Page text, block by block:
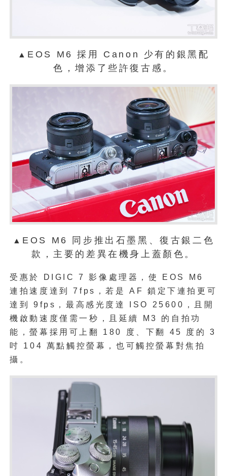
▲ EOS M6 採用 Canon 少有的銀黑配
色，增添了些許復古感。
▲ EOS M6 同步推出石墨黑、復古銀二色
款，主要的差異在機身上蓋顏色。
受惠於 DIGIC 7 影像處理器，使 EOS M6
連拍速度達到 7fps，若是 AF 鎖定下連拍更可
達到 9fps，最高感光度達 ISO 25600，且開
機啟動速度僅需一秒，且延續 M3 的自拍功
能，螢幕採用可上翻 180 度、下翻 45 度的 3
吋 104 萬點觸控螢幕，也可觸控螢幕對焦拍
攝。